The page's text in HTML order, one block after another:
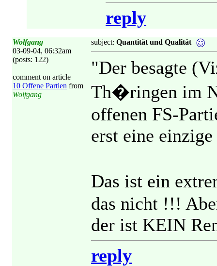
reply
Wolfgang
03-09-04, 06:32am
(posts: 122)
comment on article
10 Offene Partien from
Wolfgang
subject: Quantität und Qualität
"Der besagte
Th�ringen im
offenen FS-
erst eine
Das ist ein
das nicht !!!
der ist KEIN
reply